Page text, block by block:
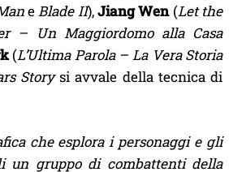
eBlade II),Jiang Wen(Let the
– Un Maggiordomo alla Casa
(L’Ultima Parola – La Vera Storia
Storysi avvale della tecnica di
che esplora i personaggi e gli
un gruppo di combattenti della